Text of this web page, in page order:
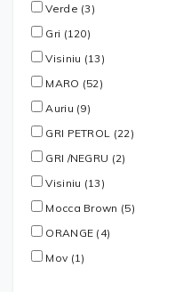
Verde (3)
Gri (120)
Visiniu (13)
MARO (52)
Auriu (9)
GRI PETROL (22)
GRI /NEGRU (2)
Visiniu (13)
Mocca Brown (5)
ORANGE (4)
Mov (1)